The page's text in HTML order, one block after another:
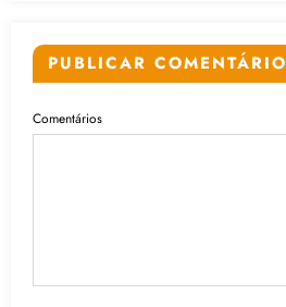
PUBLICAR COMENTÁRIO
Comentários